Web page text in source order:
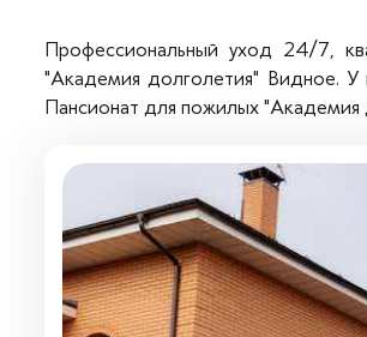
Как выбрать пансионат
Отзывы
Вопросы — ответы
Новости
Профессиональный уход 24/7,
"Академия долголетия" Видное. У
Пансионат для пожилых "Академия